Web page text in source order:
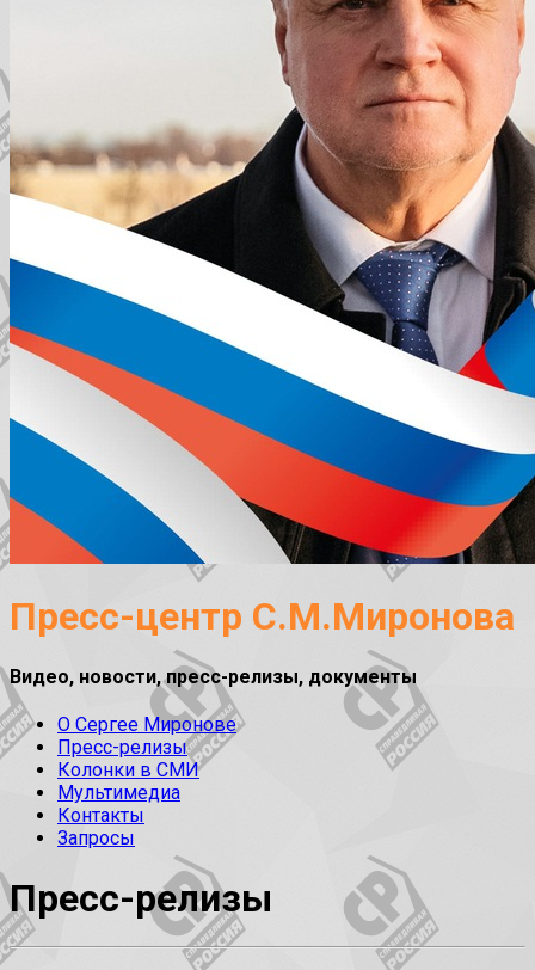
Пресс-центр С.М.Миронова
Видео, новости, пресс-релизы, документы
О Сергее Миронове
Пресс-релизы
Колонки в СМИ
Мультимедиа
Контакты
Запросы
Пресс-релизы